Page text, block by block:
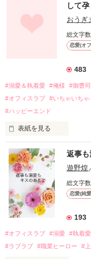
幼なじみの哲平に淡い
しかし、ある出来事を
関係修復もできないま
引っ越すことになり、
それから約十二年後。
過去の傷から、二度と
運命のような再会を果
酔った勢いで一夜を共
さらに、美桜が初めてだ
『責任をとる、結婚し
戸惑う美桜とは裏腹に
甘やかしてくる。
そんなある日、哲平は
遭っていることを知る。
美桜を守るため、哲平
夏木美桜(なつきみお)
鳴海哲平 (なるみてっぺ
して
おうぎ
総文字
恋愛(オ
483
#溺愛＆執着愛 #俺様 #御曹
#オフィスラブ #いちゃいち
#ハッピーエンド
表紙を見る
おかしな噂を流されて
桜は、海外で傷心旅行
い、酒の勢いもあり一
帰国後、美桜は新しい
なんと彼の正体は、と
れて起業した新進気鋭
――御影恭司その人だ
なぜか恭司から飼い猫
返事
遊野煌
総文字
恋愛(純
193
#オフィスラブ #溺愛 #執着愛
#ラブラブ #職業ヒーロー #